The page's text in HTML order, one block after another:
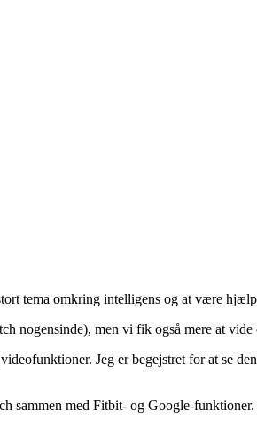
tema omkring intelligens og at være
nogensinde), men vi fik også mere at
Jeg er begejstret for at se
sammen med Fitbit- og Google-